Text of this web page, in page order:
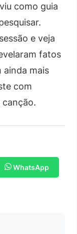
como guia
e veja
fatos
ainda mais
com
WhatsApp